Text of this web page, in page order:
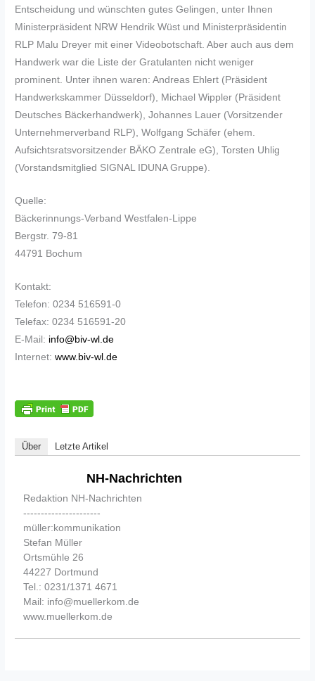
Entscheidung und wünschten gutes Gelingen, unter Ihnen
Ministerpräsident NRW Hendrik Wüst und Ministerpräsidentin
RLP Malu Dreyer mit einer Videobotschaft. Aber auch aus dem
Handwerk war die Liste der Gratulanten nicht weniger
prominent. Unter ihnen waren: Andreas Ehlert (Präsident
Handwerkskammer Düsseldorf), Michael Wippler (Präsident
Deutsches Bäckerhandwerk), Johannes Lauer (Vorsitzender
Unternehmerverband RLP), Wolfgang Schäfer (ehem.
Aufsichtsratsvorsitzender BÄKO Zentrale eG), Torsten Uhlig
(Vorstandsmitglied SIGNAL IDUNA Gruppe).
Quelle:
Bäckerinnungs-Verband Westfalen-Lippe
Bergstr. 79-81
44791 Bochum
Kontakt:
Telefon: 0234 516591-0
Telefax: 0234 516591-20
E-Mail: info@biv-wl.de
Internet:www.biv-wl.de
Über Letzte Artikel
NH-Nachrichten
Redaktion NH-Nachrichten
----------------------
müller:kommunikation
Stefan Müller
Ortsmühle 26
44227 Dortmund
Tel.: 0231/1371 4671
Mail: info@muellerkom.de
www.muellerkom.de